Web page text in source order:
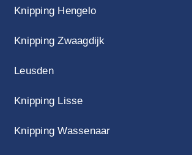
Knipping Hengelo
Knipping Zwaagdijk
Leusden
Knipping Lisse
Knipping Wassenaar